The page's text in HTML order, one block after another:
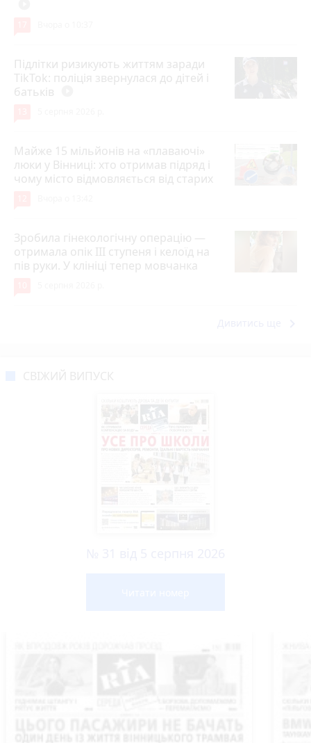
Підлітки ризикують життям заради
TikTok: поліція звернулася до дітей і
батьків
Майже 15 мільйонів на «плаваючі»
люки у Вінниці: хто отримав підряд і
чому місто відмовляється від старих
Зробила гінекологічну операцію —
отримала опік ІІІ ступеня і келоїд на
пів руки. У клініці тепер мовчанка